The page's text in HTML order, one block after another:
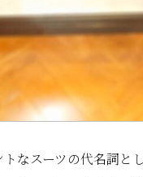
トなスーツの代名詞と